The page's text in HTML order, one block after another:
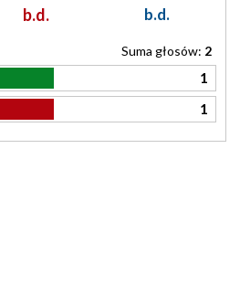
b.d. b.d.
Suma głosów: 2
1
1